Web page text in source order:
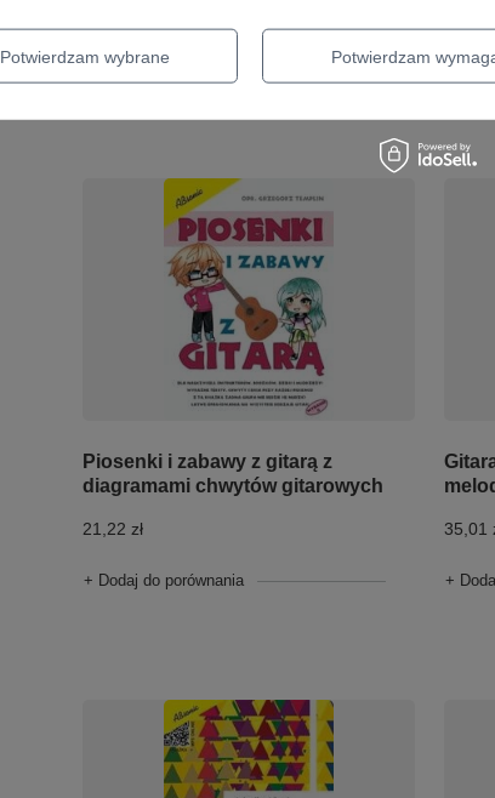
+ Dodaj do porównania +
Piosenki i zabawy z gitarą z
diagramami chwytów gitarowych
21,22 zł
+ Dodaj do porównania
35,01
+
Potwierdzam wybrane Potwierdzam